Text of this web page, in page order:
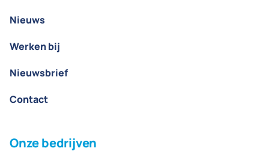
Nieuws
Werken bij
Nieuwsbrief
Contact
Onze bedrijven